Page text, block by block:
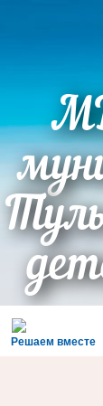
Решаем вместе